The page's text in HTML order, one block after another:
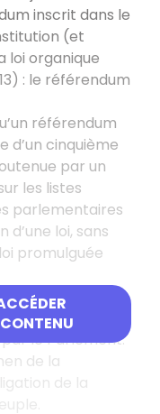
inscrit dans le
(et
loi organique
: le référendum
référendum
d’un cinquième
par un
les listes
parlementaires
loi, sans
promulguée
les deux
législatif
par le Parlement.
de la
de la